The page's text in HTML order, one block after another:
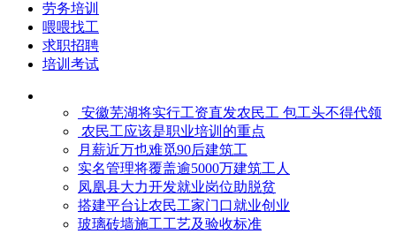
劳务培训
喂喂找工
求职招聘
培训考试
安徽芜湖将实行工资直发农民工 包工头不得代领
农民工应该是职业培训的重点
月薪近万也难觅90后建筑工
实名管理将覆盖逾5000万建筑工人
凤凰县大力开发就业岗位助脱贫
搭建平台让农民工家门口就业创业
玻璃砖墙施工工艺及验收标准